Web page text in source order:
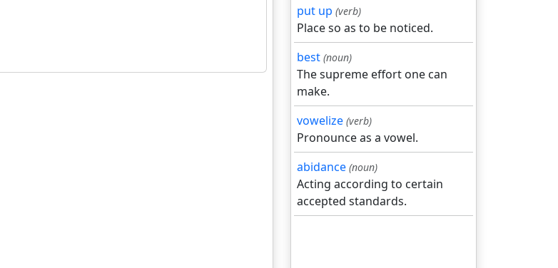
put up (verb)
Place so as to be noticed.
best (noun)
The supreme effort one can
make.
vowelize (verb)
Pronounce as a vowel.
abidance (noun)
Acting according to certain
accepted standards.